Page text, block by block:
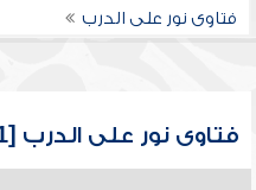
فتاوى نور على الدرب
فتاوى نور على الدرب [561]